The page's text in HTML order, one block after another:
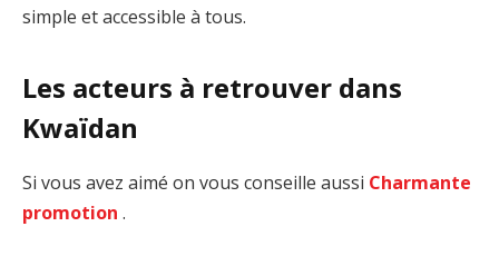
simple et accessible à tous.
Les acteurs à retrouver dans
Kwaïdan
Si vous avez aimé on vous conseille aussi Charmante
promotion .